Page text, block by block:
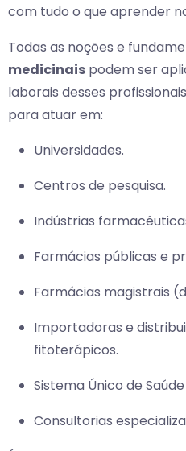
com tudo o que aprender
Todas as noções e
medicinais podem ser
laborais desses
para atuar em:
Universidades.
Centros de pesquisa.
Indústrias
Farmácias públicas e
Farmácias magistrais
Importadoras e
fitoterápicos.
Sistema Único de Saúde
Consultorias